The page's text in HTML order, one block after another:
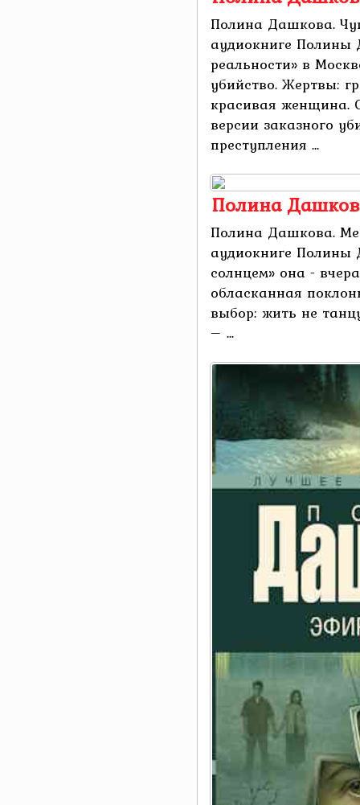
Полина Дашкова.
аудиокниге Полины
реальности» в
убийство. Жертвы:
красивая женщина.
версии заказного
преступления ...
Полина
Полина Дашкова.
аудиокниге
солнцем» она -
обласканная
выбор: жить не
– ...